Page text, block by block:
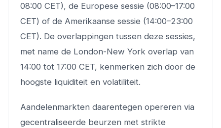
08:00 CET), de Europese sessie (08:00–17:00
CET) of de Amerikaanse sessie (14:00–23:00
CET). De overlappingen tussen deze sessies,
met name de London-New York overlap van
14:00 tot 17:00 CET, kenmerken zich door de
hoogste liquiditeit en volatiliteit.
Aandelenmarkten daarentegen opereren via
gecentraliseerde beurzen met strikte